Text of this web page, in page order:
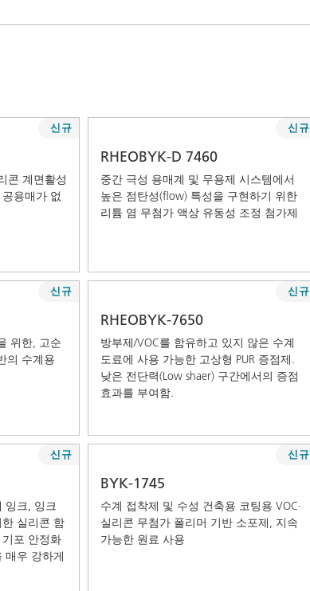
콘 계면활성
용매가 없
신규
RHEOBYK-D 7460
중간 극성 용매계 및 무용제 시스템에서
높은 점탄성(flow) 특성을 구현하기 위한
리튬 염 무첨가 액상 유동성 조정 첨가제
신규
위한, 고순
의 수계용
신규
RHEOBYK-7650
방부제/VOC를 함유하고 있지 않은 수계
도료에 사용 가능한 고상형 PUR 증점제.
낮은 전단력(Low shaer) 구간에서의 증점
효과를 부여함.
신규
잉크, 잉크
실리콘 함
포 안정화
매우 강하게
신규
BYK-1745
수계 접착제 및 수성 건축용 코팅용 VOC·
실리콘 무첨가 폴리머 기반 소포제, 지속
가능한 원료 사용
신규